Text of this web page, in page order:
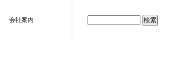
会社案内